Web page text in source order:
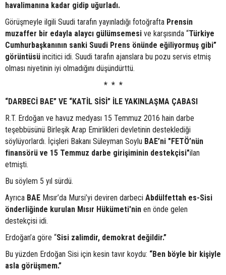
havalimanına kadar gidip uğurladı.
Görüşmeyle ilgili Suudi tarafın yayınladığı fotoğrafta Prensin
muzaffer bir edayla alaycı gülümsemesi ve karşısında “Türkiye
Cumhurbaşkanının sanki Suudi Prens önünde eğiliyormuş gibi”
görüntüsü incitici idi. Suudi tarafın ajanslara bu pozu servis etmiş
olması niyetinin iyi olmadığını düşündürttü.
* * *
“DARBECİ BAE” VE “KATİL SİSİ” İLE YAKINLAŞMA ÇABASI
R.T. Erdoğan ve havuz medyası 15 Temmuz 2016 hain darbe
teşebbüsünü Birleşik Arap Emirlikleri devletinin desteklediği
söylüyorlardı. İçişleri Bakanı Süleyman Soylu BAE’ni "FETÖ’nün
finansörü ve 15 Temmuz darbe girişiminin destekçisi"ilan
etmişti.
Bu söylem 5 yıl sürdü.
Ayrıca BAE Mısır’da Mursi’yi deviren darbeci Abdülfettah es-Sisi
önderliğinde kurulan Mısır Hükümeti'nin en önde gelen
destekçisi idi.
Erdoğan’a göre “Sisi zalimdir, demokrat değildir.”
Bu yüzden Erdoğan Sisi için kesin tavır koydu: “Ben böyle bir kişiyle
asla görüşmem.”